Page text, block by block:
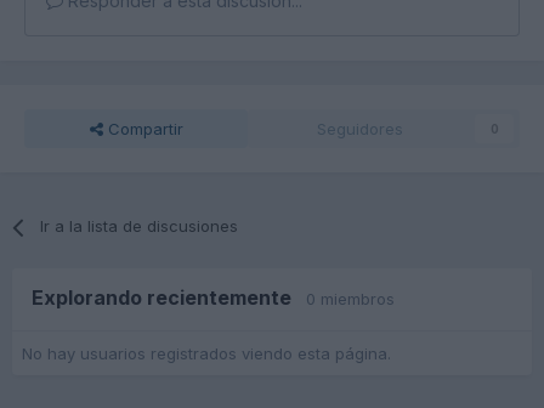
Compartir Seguidores 0
Ir a la lista de discusiones
Explorando recientemente 0 miembros
No hay usuarios registrados viendo esta página.